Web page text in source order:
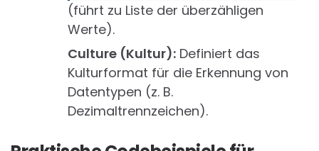
(führt zu Liste der überzähligen
Werte).
Culture (Kultur): Definiert das
Kulturformat für die Erkennung von
Datentypen (z. B.
Dezimaltrennzeichen).